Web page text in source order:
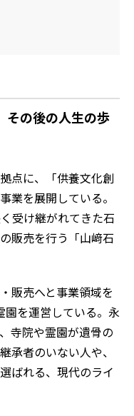
その後の人生の歩
点に、「供養文化創
業を展開している。
受け継がれてきた石
販売を行う「山﨑石
販売へと事業領域を
を運営している。永
寺院や霊園が遺骨の
承者のいない人や、
ばれる、現代のライ